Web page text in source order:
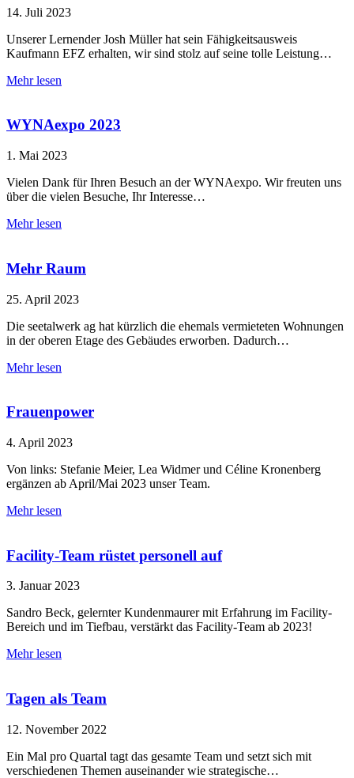
14. Juli 2023
Unserer Lernender Josh Müller hat sein Fähigkeitsausweis
Kaufmann EFZ erhalten, wir sind stolz auf seine tolle Leistung…
Mehr lesen
WYNAexpo 2023
1. Mai 2023
Vielen Dank für Ihren Besuch an der WYNAexpo. Wir freuten uns
über die vielen Besuche, Ihr Interesse…
Mehr lesen
Mehr Raum
25. April 2023
Die seetalwerk ag hat kürzlich die ehemals vermieteten Wohnungen
in der oberen Etage des Gebäudes erworben. Dadurch…
Mehr lesen
Frauenpower
4. April 2023
Von links: Stefanie Meier, Lea Widmer und Céline Kronenberg
ergänzen ab April/Mai 2023 unser Team.
Mehr lesen
Facility-Team rüstet personell auf
3. Januar 2023
Sandro Beck, gelernter Kundenmaurer mit Erfahrung im Facility-
Bereich und im Tiefbau, verstärkt das Facility-Team ab 2023!
Mehr lesen
Tagen als Team
12. November 2022
Ein Mal pro Quartal tagt das gesamte Team und setzt sich mit
verschiedenen Themen auseinander wie strategische…